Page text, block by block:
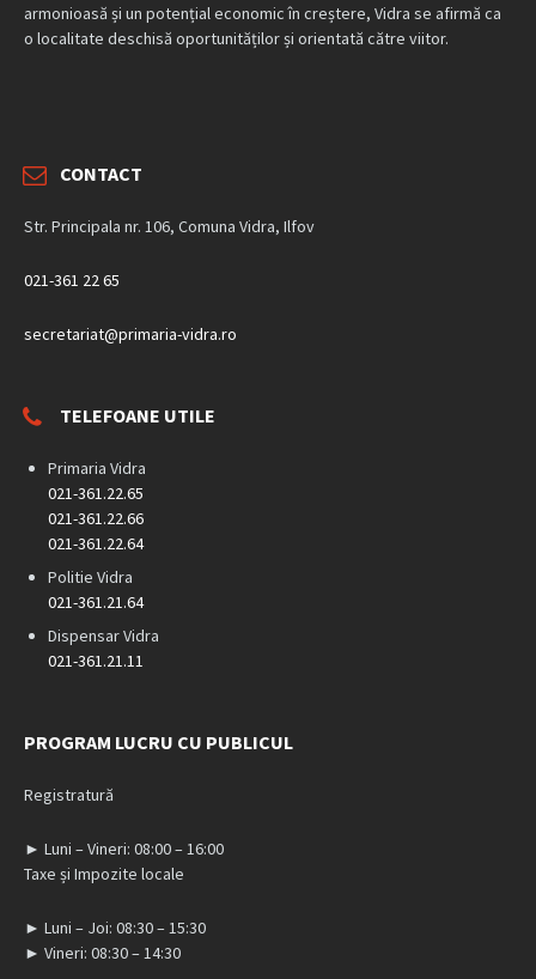
armonioasă și un potențial economic în creștere, Vidra se afirmă ca
o localitate deschisă oportunităților și orientată către viitor.
CONTACT
Str. Principala nr. 106, Comuna Vidra, Ilfov
021-361 22 65
secretariat@primaria-vidra.ro
TELEFOANE UTILE
Primaria Vidra
021-361.22.65
021-361.22.66
021-361.22.64
Politie Vidra
021-361.21.64
Dispensar Vidra
021-361.21.11
PROGRAM LUCRU CU PUBLICUL
Registratură
► Luni – Vineri: 08:00 – 16:00
Taxe și Impozite locale
► Luni – Joi: 08:30 – 15:30
► Vineri: 08:30 – 14:30